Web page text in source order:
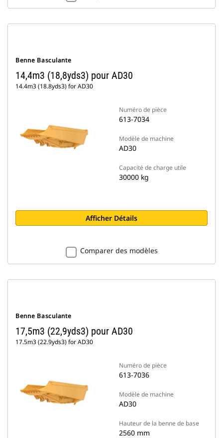
Benne Basculante
14,4m3 (18,8yds3) pour AD30
14.4m3 (18.8yds3) for AD30
Numéro de pièce
613-7034
Modèle de machine
AD30
Capacité de charge utile
30000 kg
Afficher Détails
Comparer des modèles
Benne Basculante
17,5m3 (22,9yds3) pour AD30
17.5m3 (22.9yds3) for AD30
Numéro de pièce
613-7036
Modèle de machine
AD30
Hauteur de la benne de base
2560 mm